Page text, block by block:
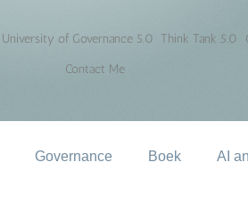
University of Governance 5.0 Think Tank 5.0
Contact Me
Governance Boek AI